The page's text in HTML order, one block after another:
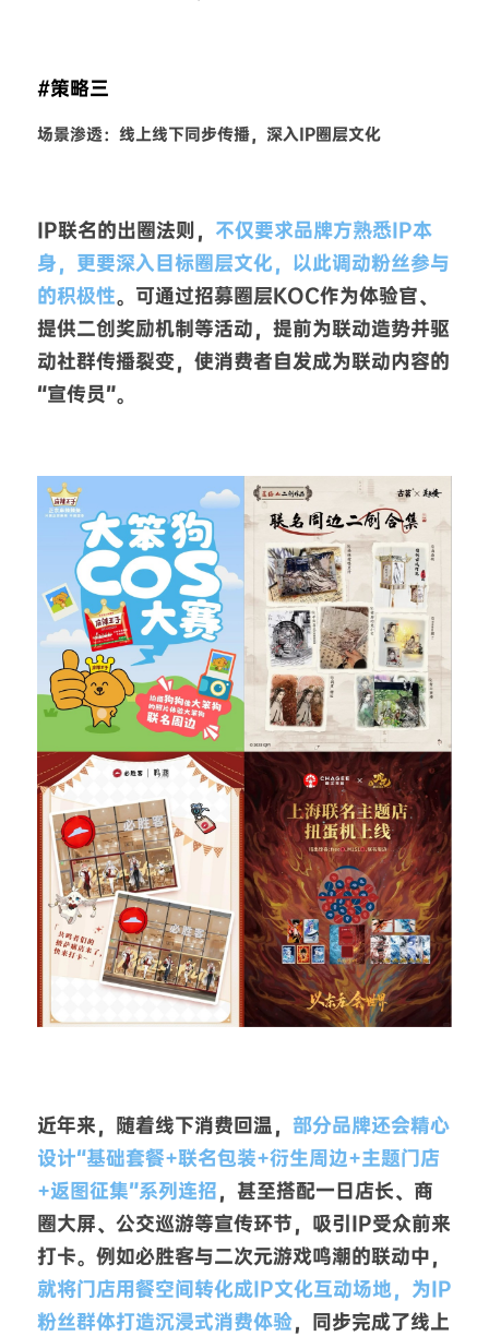
#策略三
场景渗透：线上线下同步传播，深入IP圈层文化
IP联名的出圈法则， 不仅要求品牌方熟悉IP本
身，更要深入目标圈层文化，以此调动粉丝参与
的积极性。可通过招募圈层KOC作为体验官、
提供二创奖励机制等活动，提前为联动造势并驱
动社群传播裂变，使消费者自发成为联动内容的
“宣传员”。
近年来，随着线下消费回温， 部分品牌还会精心
设计“基础套餐+联名包装+衍生周边+主题门店
+返图征集”系列连招，甚至搭配一日店长、商
圈大屏、公交巡游等宣传环节，吸引IP受众前来
打卡。例如必胜客与二次元游戏鸣潮的联动中，
就将门店用餐空间转化成IP文化互动场地，为IP
粉丝群体打造沉浸式消费体验，同步完成了线上